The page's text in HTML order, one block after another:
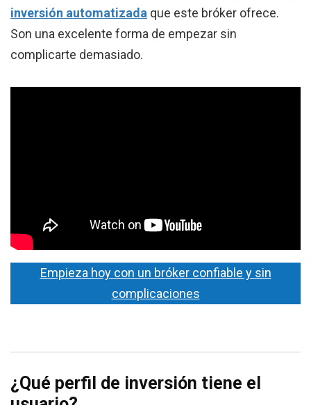
inversión automatizada que este bróker ofrece.
Son una excelente forma de empezar sin
complicarte demasiado.
Empieza hoy con un bróker confiable y sin
complicaciones
¿Qué perfil de inversión tiene el